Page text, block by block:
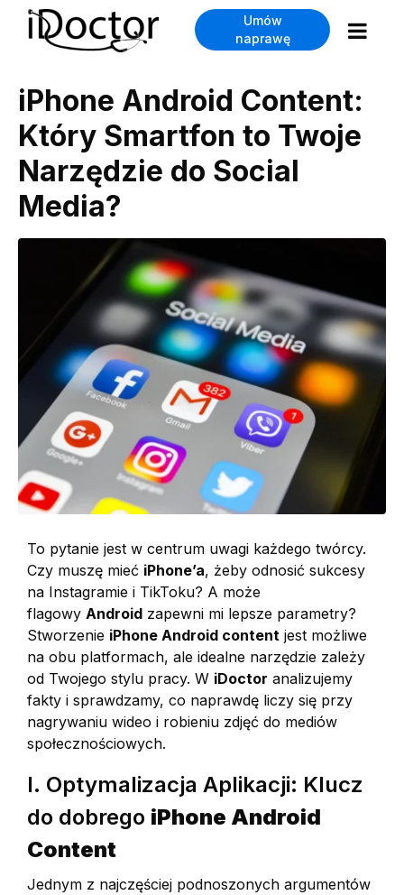
Umów
naprawę
iPhone Android Content:
Który Smartfon to Twoje
Narzędzie do Social
Media?
To pytanie jest w centrum uwagi każdego twórcy.
Czy muszę mieć iPhone’a, żeby odnosić sukcesy
na Instagramie i TikToku? A może
flagowy Android zapewni mi lepsze parametry?
Stworzenie iPhone Android content jest możliwe
na obu platformach, ale idealne narzędzie zależy
od Twojego stylu pracy. W iDoctor analizujemy
fakty i sprawdzamy, co naprawdę liczy się przy
nagrywaniu wideo i robieniu zdjęć do mediów
społecznościowych.
I. Optymalizacja Aplikacji: Klucz
do dobrego iPhone Android
Content
Jednym z najczęściej podnoszonych argumentów